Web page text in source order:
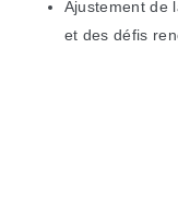
Ajustement de
et des défis